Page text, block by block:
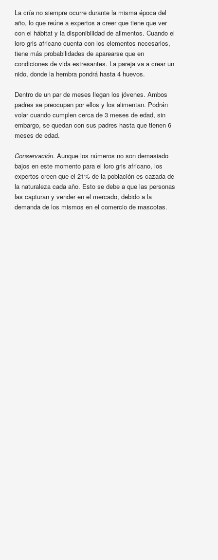
La cría no siempre ocurre durante la misma época del
año, lo que reúne a expertos a creer que tiene que ver
con el hábitat y la disponibilidad de alimentos. Cuando el
loro gris africano cuenta con los elementos necesarios,
tiene más probabilidades de aparearse que en
condiciones de vida estresantes. La pareja va a crear un
nido, donde la hembra pondrá hasta 4 huevos.
Dentro de un par de meses llegan los jóvenes. Ambos
padres se preocupan por ellos y los alimentan. Podrán
volar cuando cumplen cerca de 3 meses de edad, sin
embargo, se quedan con sus padres hasta que tienen 6
meses de edad.
Conservación. Aunque los números no son demasiado
bajos en este momento para el loro gris africano, los
expertos creen que el 21% de la población es cazada de
la naturaleza cada año. Esto se debe a que las personas
las capturan y vender en el mercado, debido a la
demanda de los mismos en el comercio de mascotas.